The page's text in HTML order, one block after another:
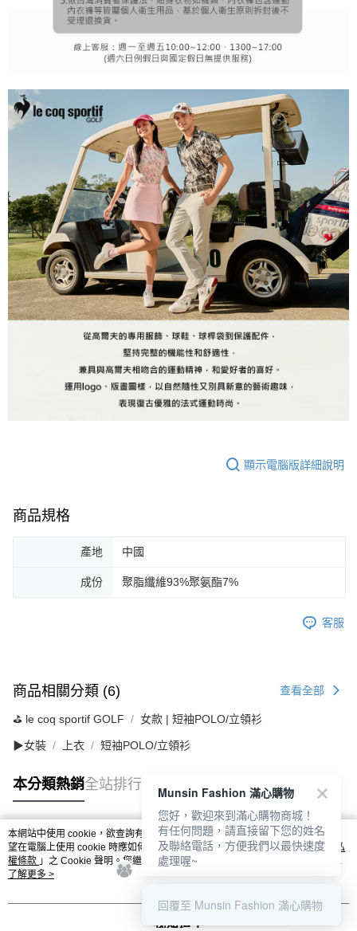
顯示電腦版詳細說明
商品規格
產地 中國
成份 聚脂纖維93%聚氨酯7%
客服
商品相關分類 (6) 查看全部
⛳️ le coq sportif GOLF 女款 | 短袖POLO/立領衫
▶女裝 上衣 短袖POLO/立領衫
本分類熱銷全站排行
熱門標籤
本網站中使用 cookie，欲查詢有關本網站使用 cookie 方式之詳情，及若您不希
望在電腦上使用 cookie 時應如何變更電腦的 cookie 設定，請參閱本網站「
隱私
權條款 」之 Cookie 聲明。您繼續使用本網站即表示您同意本公司得按本網站使
用條款之 Cookie 聲明使用 cookie。
了解更多 >
我知道了
Munsin Fashion 滿心購物
您好，歡迎來到滿心購物商城！
有任何問題，請直接留下您的姓名
及聯絡電話，方便我們以最快速度
處理喔~
回覆至 Munsin Fashion 滿心購物